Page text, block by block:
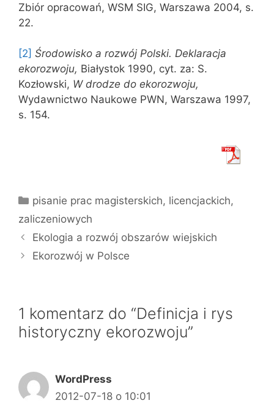
Zbiór opracowań, WSM SIG, Warszawa 2004, s.
22.
[2] Środowisko a rozwój Polski. Deklaracja
ekoro­zwoju, Białystok 1990, cyt. za: S.
Kozłowski, W drodze do ekorozwoju,
Wydawnic­two Naukowe PWN, Warszawa 1997,
s. 154.
Kategorie
pisanie prac magisterskich, licencjackich,
zaliczeniowych
Ekologia a rozwój obszarów wiejskich
Ekorozwój w Polsce
1 komentarz do “Definicja i rys
historyczny ekorozwoju”
WordPress
2012-07-18 o 10:01